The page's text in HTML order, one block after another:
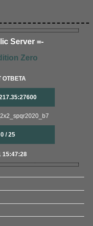
Server =-
Zero
ОТВЕТА
0 / 25
15:47:28